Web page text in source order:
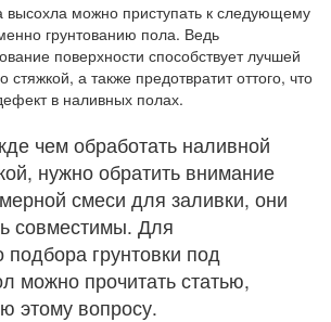
высохла можно приступать к следующему
грунтованию пола. Ведь
поверхности способствует лучшей
стяжкой, а также предотвратит оттого, что
в наливных полах.
чем обработать наливной
нужно обратить внимание
смеси для заливки, они
совместимы. Для
подбора грунтовки под
можно прочитать статью,
этому вопросу.